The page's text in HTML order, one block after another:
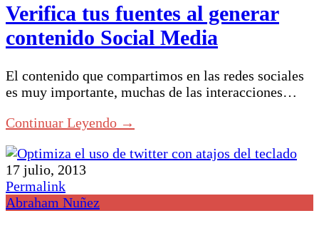
Verifica tus fuentes al generar
contenido Social Media
El contenido que compartimos en las redes sociales
es muy importante, muchas de las interacciones…
Continuar Leyendo →
17 julio, 2013
Permalink
Abraham Nuñez